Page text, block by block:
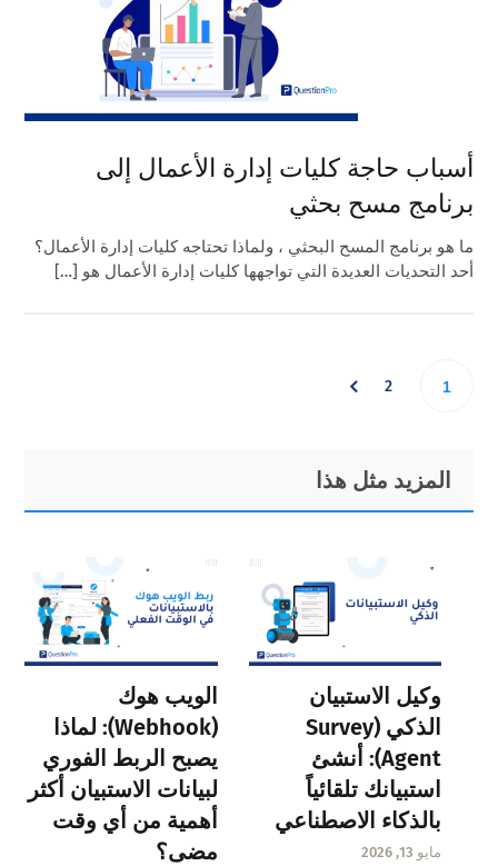
أسباب حاجة كليات إدارة الأعمال إلى
برنامج مسح بحثي
ما هو برنامج المسح البحثي ، ولماذا تحتاجه كليات إدارة الأعمال؟
أحد التحديات العديدة التي تواجهها كليات إدارة الأعمال هو […]
Go
page
1
Go
page
2
Primary
Sidebar
Footer
المزيد مثل هذا
وكيل الاستبيان
الذكي (Survey
Agent): أنشئ
استبيانك تلقائياً
بالذكاء الاصطناعي
مايو 13, 2026
الويب هوك
(Webhook): لماذا
يصبح الربط الفوري
لبيانات الاستبيان أكثر
أهمية من أي وقت
مضى؟